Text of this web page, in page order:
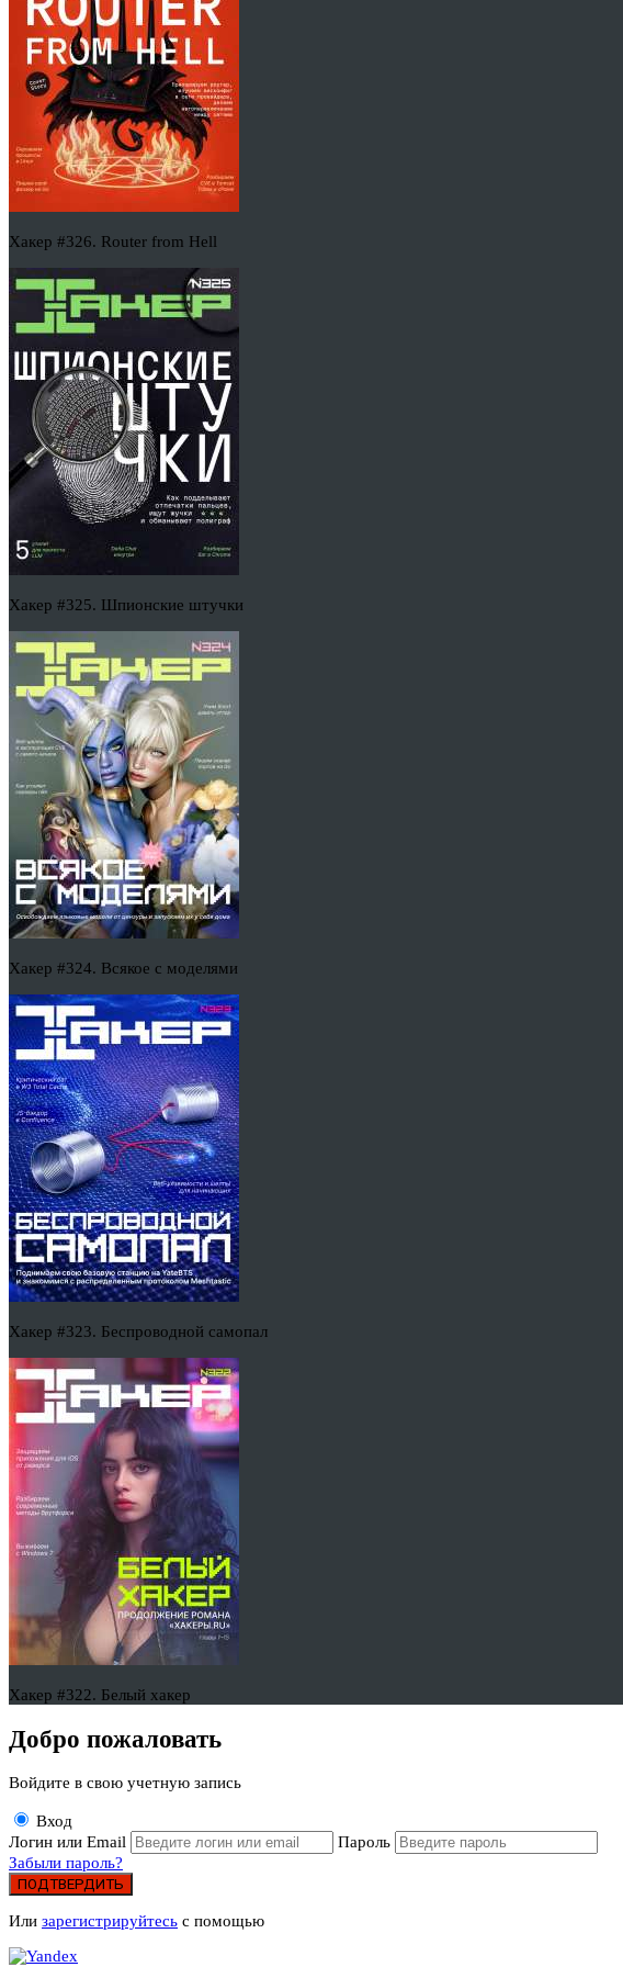
Хакер #326. Router from Hell
Хакер #325. Шпионские штучки
Хакер #324. Всякое с моделями
Хакер #323. Беспроводной самопал
Хакер #322. Белый хакер
Добро пожаловать
Войдите в свою учетную запись
Вход
Логин или Email
Пароль
Забыли пароль?
ПОДТВЕРДИТЬ
Или зарегистрируйтесь с помощью